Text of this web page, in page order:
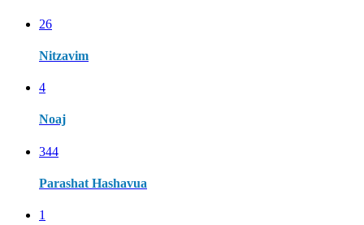
26
Nitzavim
4
Noaj
344
Parashat Hashavua
1